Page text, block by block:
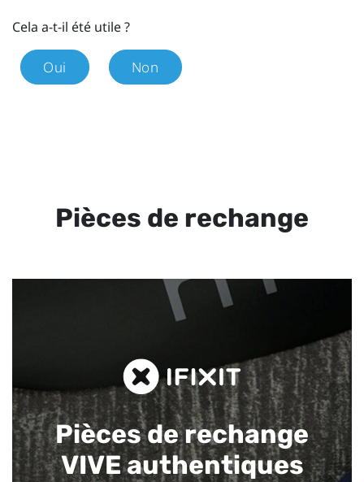
Cela a-t-il été utile ?
Oui Non
Pièces de rechange
Pièces de rechange
VIVE authentiques​